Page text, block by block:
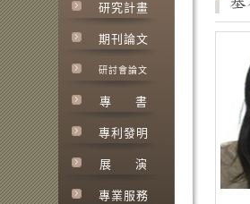
研究計畫
期刊論文
研討會論文
專 書
專利發明
展 演
專業服務